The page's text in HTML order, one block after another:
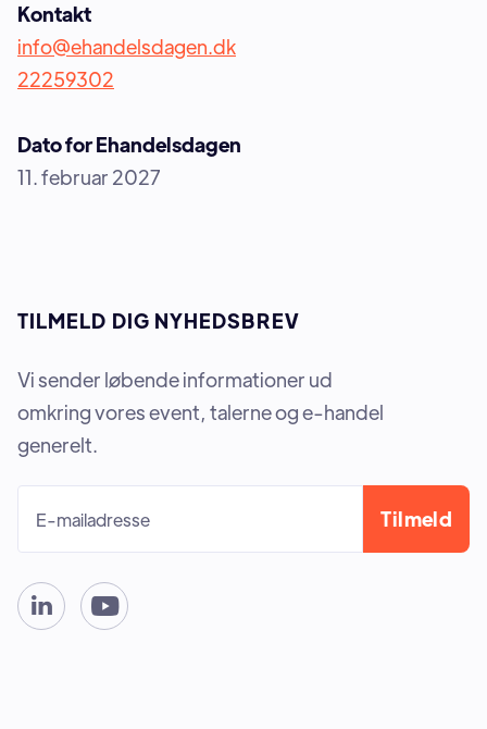
Kontakt
info@ehandelsdagen.dk
22259302
Dato for Ehandelsdagen
11. februar 2027
TILMELD DIG NYHEDSBREV
Vi sender løbende informationer ud
omkring vores event, talerne og e-handel
generelt.
 